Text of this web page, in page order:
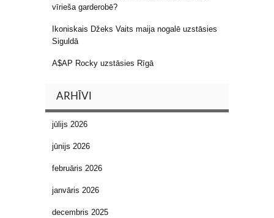
vīrieša garderobē?
Ikoniskais Džeks Vaits maija nogalē uzstāsies
Siguldā
A$AP Rocky uzstāsies Rīgā
ARHĪVI
jūlijs 2026
jūnijs 2026
februāris 2026
janvāris 2026
decembris 2025